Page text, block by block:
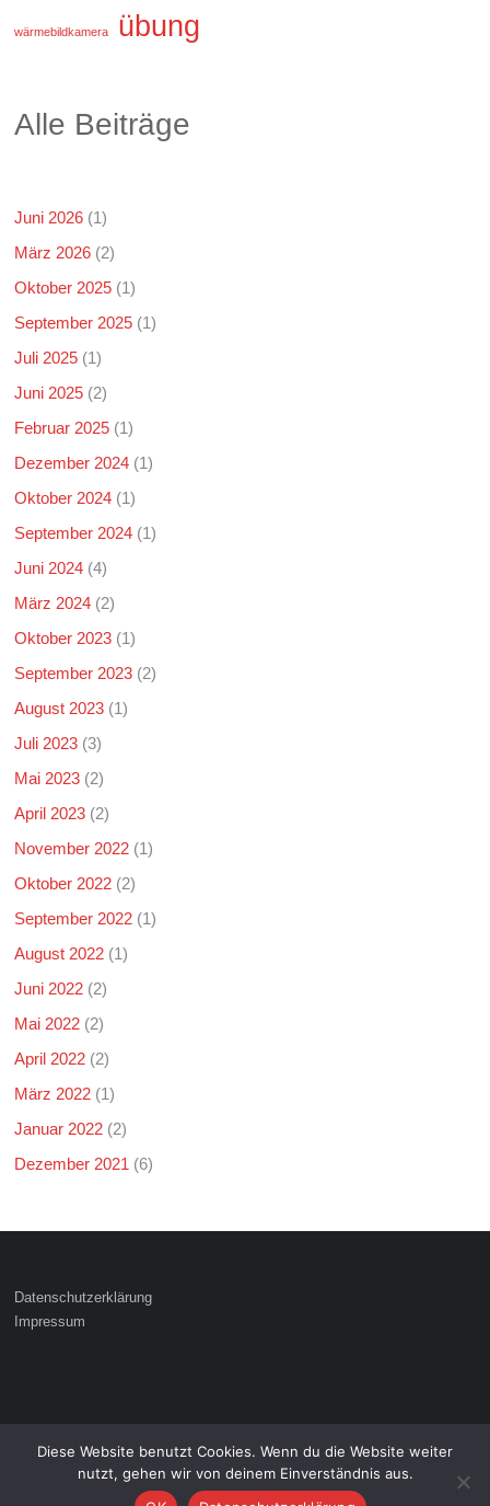
wärmebildkamera übung
Alle Beiträge
Juni 2026 (1)
März 2026 (2)
Oktober 2025 (1)
September 2025 (1)
Juli 2025 (1)
Juni 2025 (2)
Februar 2025 (1)
Dezember 2024 (1)
Oktober 2024 (1)
September 2024 (1)
Juni 2024 (4)
März 2024 (2)
Oktober 2023 (1)
September 2023 (2)
August 2023 (1)
Juli 2023 (3)
Mai 2023 (2)
April 2023 (2)
November 2022 (1)
Oktober 2022 (2)
September 2022 (1)
August 2022 (1)
Juni 2022 (2)
Mai 2022 (2)
April 2022 (2)
März 2022 (1)
Januar 2022 (2)
Dezember 2021 (6)
Datenschutzerklärung
Impressum
Copyright © 2026Freiwillige Feuerwehr Hattenhofen. Alle Rechte
vorbehalten.
Diese Website benutzt Cookies. Wenn du die Website weiter
nutzt, gehen wir von deinem Einverständnis aus.